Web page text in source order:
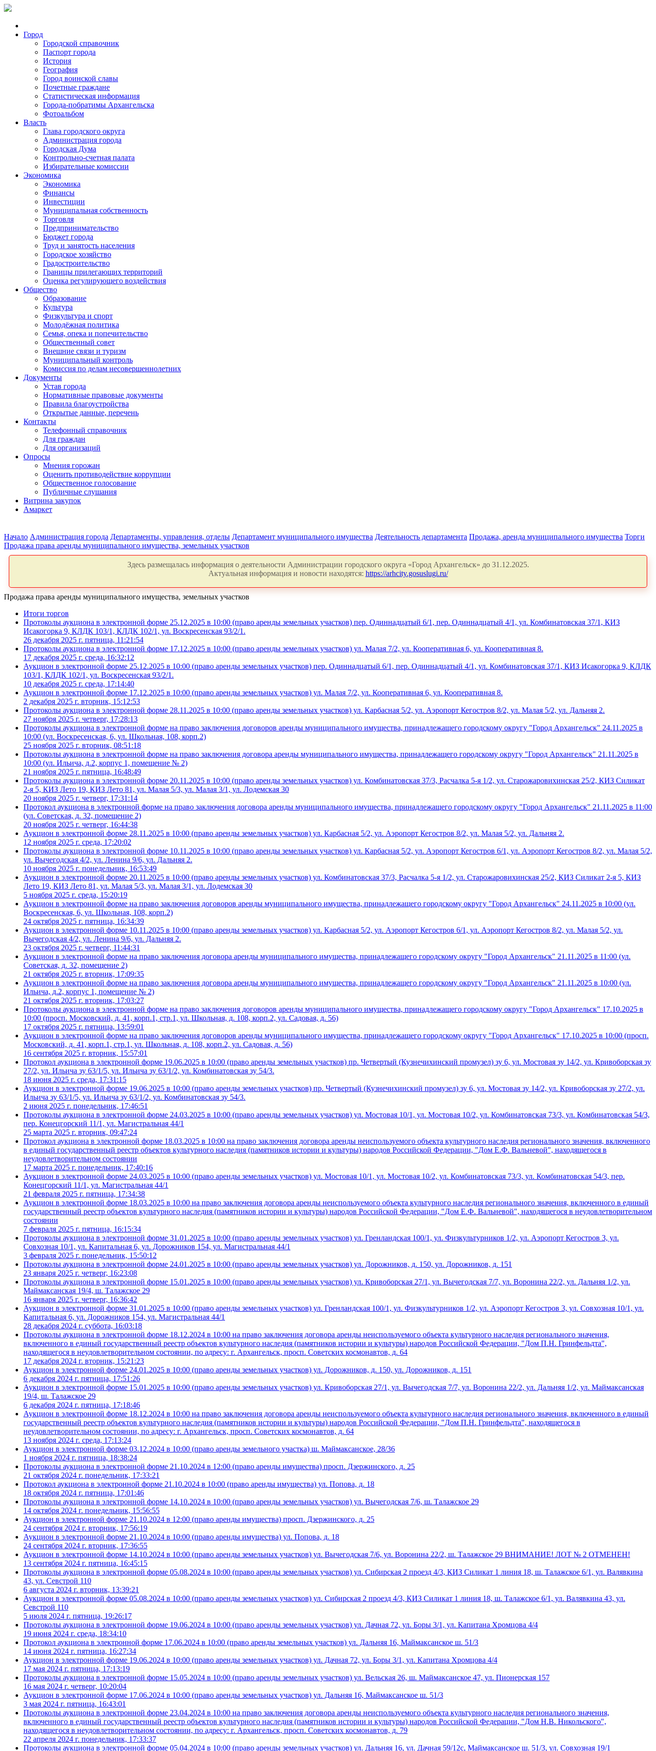
Город
Городской справочник
Паспорт города
История
География
Город воинской славы
Почетные граждане
Статистическая информация
Города-побратимы Архангельска
Фотоальбом
Власть
Глава городского округа
Администрация города
Городская Дума
Контрольно-счетная палата
Избирательные комиссии
Экономика
Экономика
Финансы
Инвестиции
Муниципальная собственность
Торговля
Предпринимательство
Бюджет города
Труд и занятость населения
Городское хозяйство
Градостроительство
Границы прилегающих территорий
Оценка регулирующего воздействия
Общество
Образование
Культура
Физкультура и спорт
Молодёжная политика
Семья, опека и попечительство
Общественный совет
Внешние связи и туризм
Муниципальный контроль
Комиссия по делам несовершеннолетних
Документы
Устав города
Нормативные правовые документы
Правила благоустройства
Открытые данные, перечень
Контакты
Телефонный справочник
Для граждан
Для организаций
Опросы
Мнения горожан
Оценить противодействие коррупции
Общественное голосование
Публичные слушания
Витрина закупок
Амаркет
Начало Администрация города Департаменты, управления, отделы Департамент муниципального имущества Деятельность департамента Продажа, аренда муниципального имущества Торги
Продажа права аренды муниципального имущества, земельных участков
Здесь размещалась информация о деятельности Администрации городского округа «Город Архангельск» до 31.12.2025.
Актуальная информация и новости находятся: https://arhcity.gosuslugi.ru/
Продажа права аренды муниципального имущества, земельных участков
Итоги торгов
Протоколы аукциона в электронной форме 25.12.2025 в 10:00 (право аренды земельных участков) пер. Одиннадцатый 6/1, пер. Одиннадцатый 4/1, ул. Комбинатовская 37/1, КИЗ
Исакогорка 9, КЛДК 103/1, КЛДК 102/1, ул. Воскресенская 93/2/1.
26 декабря 2025 г. пятница, 11:21:54
Протоколы аукциона в электронной форме 17.12.2025 в 10:00 (право аренды земельных участков) ул. Малая 7/2, ул. Кооперативная 6, ул. Кооперативная 8.
17 декабря 2025 г. среда, 16:32:12
Аукцион в электронной форме 25.12.2025 в 10:00 (право аренды земельных участков) пер. Одиннадцатый 6/1, пер. Одиннадцатый 4/1, ул. Комбинатовская 37/1, КИЗ Исакогорка 9, КЛДК
103/1, КЛДК 102/1, ул. Воскресенская 93/2/1.
10 декабря 2025 г. среда, 17:14:40
Аукцион в электронной форме 17.12.2025 в 10:00 (право аренды земельных участков) ул. Малая 7/2, ул. Кооперативная 6, ул. Кооперативная 8.
2 декабря 2025 г. вторник, 15:12:53
Протоколы аукциона в электронной форме 28.11.2025 в 10:00 (право аренды земельных участков) ул. Карбасная 5/2, ул. Аэропорт Кегостров 8/2, ул. Малая 5/2, ул. Дальняя 2.
27 ноября 2025 г. четверг, 17:28:13
Протоколы аукциона в электронной форме на право заключения договоров аренды муниципального имущества, принадлежащего городскому округу "Город Архангельск" 24.11.2025 в
10:00 (ул. Воскресенская, 6, ул. Школьная, 108, корп.2)
25 ноября 2025 г. вторник, 08:51:18
Протоколы аукциона в электронной форме на право заключения договора аренды муниципального имущества, принадлежащего городскому округу "Город Архангельск" 21.11.2025 в
10:00 (ул. Ильича, д.2, корпус 1, помещение № 2)
21 ноября 2025 г. пятница, 16:48:49
Протоколы аукциона в электронной форме 20.11.2025 в 10:00 (право аренды земельных участков) ул. Комбинатовская 37/3, Расчалка 5-я 1/2, ул. Старожаровихинская 25/2, КИЗ Силикат
2-я 5, КИЗ Лето 19, КИЗ Лето 81, ул. Малая 5/3, ул. Малая 3/1, ул. Лодемская 30
20 ноября 2025 г. четверг, 17:31:14
Протокол аукциона в электронной форме на право заключения договора аренды муниципального имущества, принадлежащего городскому округу "Город Архангельск" 21.11.2025 в 11:00
(ул. Советская, д. 32, помещение 2)
20 ноября 2025 г. четверг, 16:44:38
Аукцион в электронной форме 28.11.2025 в 10:00 (право аренды земельных участков) ул. Карбасная 5/2, ул. Аэропорт Кегостров 8/2, ул. Малая 5/2, ул. Дальняя 2.
12 ноября 2025 г. среда, 17:20:02
Протоколы аукциона в электронной форме 10.11.2025 в 10:00 (право аренды земельных участков) ул. Карбасная 5/2, ул. Аэропорт Кегостров 6/1, ул. Аэропорт Кегостров 8/2, ул. Малая 5/2,
ул. Вычегодская 4/2, ул. Ленина 9/6, ул. Дальняя 2.
10 ноября 2025 г. понедельник, 16:53:49
Аукцион в электронной форме 20.11.2025 в 10:00 (право аренды земельных участков) ул. Комбинатовская 37/3, Расчалка 5-я 1/2, ул. Старожаровихинская 25/2, КИЗ Силикат 2-я 5, КИЗ
Лето 19, КИЗ Лето 81, ул. Малая 5/3, ул. Малая 3/1, ул. Лодемская 30
5 ноября 2025 г. среда, 15:20:19
Аукцион в электронной форме на право заключения договоров аренды муниципального имущества, принадлежащего городскому округу "Город Архангельск" 24.11.2025 в 10:00 (ул.
Воскресенская, 6, ул. Школьная, 108, корп.2)
24 октября 2025 г. пятница, 16:34:39
Аукцион в электронной форме 10.11.2025 в 10:00 (право аренды земельных участков) ул. Карбасная 5/2, ул. Аэропорт Кегостров 6/1, ул. Аэропорт Кегостров 8/2, ул. Малая 5/2, ул.
Вычегодская 4/2, ул. Ленина 9/6, ул. Дальняя 2.
23 октября 2025 г. четверг, 11:44:31
Аукцион в электронной форме на право заключения договора аренды муниципального имущества, принадлежащего городскому округу "Город Архангельск" 21.11.2025 в 11:00 (ул.
Советская, д. 32, помещение 2)
21 октября 2025 г. вторник, 17:09:35
Аукцион в электронной форме на право заключения договора аренды муниципального имущества, принадлежащего городскому округу "Город Архангельск" 21.11.2025 в 10:00 (ул.
Ильича, д.2, корпус 1, помещение № 2)
21 октября 2025 г. вторник, 17:03:27
Протоколы аукциона в электронной форме на право заключения договоров аренды муниципального имущества, принадлежащего городскому округу "Город Архангельск" 17.10.2025 в
10:00 (просп. Московский, д. 41, корп.1, стр.1, ул. Школьная, д. 108, корп.2, ул. Садовая, д. 56)
17 октября 2025 г. пятница, 13:59:01
Аукцион в электронной форме на право заключения договоров аренды муниципального имущества, принадлежащего городскому округу "Город Архангельск" 17.10.2025 в 10:00 (просп.
Московский, д. 41, корп.1, стр.1, ул. Школьная, д. 108, корп.2, ул. Садовая, д. 56)
16 сентября 2025 г. вторник, 15:57:01
Протокол аукциона в электронной форме 19.06.2025 в 10:00 (право аренды земельных участков) пр. Четвертый (Кузнечихинский промузел) зу 6, ул. Мостовая зу 14/2, ул. Кривоборская зу
27/2, ул. Ильича зу 63/1/5, ул. Ильича зу 63/1/2, ул. Комбинатовская зу 54/3.
18 июня 2025 г. среда, 17:31:15
Аукцион в электронной форме 19.06.2025 в 10:00 (право аренды земельных участков) пр. Четвертый (Кузнечихинский промузел) зу 6, ул. Мостовая зу 14/2, ул. Кривоборская зу 27/2, ул.
Ильича зу 63/1/5, ул. Ильича зу 63/1/2, ул. Комбинатовская зу 54/3.
2 июня 2025 г. понедельник, 17:46:51
Протоколы аукциона в электронной форме 24.03.2025 в 10:00 (право аренды земельных участков) ул. Мостовая 10/1, ул. Мостовая 10/2, ул. Комбинатовская 73/3, ул. Комбинатовская 54/3,
пер. Конецгорский 11/1, ул. Магистральная 44/1
25 марта 2025 г. вторник, 09:47:24
Протокол аукциона в электронной форме 18.03.2025 в 10:00 на право заключения договора аренды неиспользуемого объекта культурного наследия регионального значения, включенного
в единый государственный реестр объектов культурного наследия (памятников истории и культуры) народов Российской Федерации, "Дом Е.Ф. Вальневой", находящегося в
неудовлетворительном состоянии
17 марта 2025 г. понедельник, 17:40:16
Аукцион в электронной форме 24.03.2025 в 10:00 (право аренды земельных участков) ул. Мостовая 10/1, ул. Мостовая 10/2, ул. Комбинатовская 73/3, ул. Комбинатовская 54/3, пер.
Конецгорский 11/1, ул. Магистральная 44/1
21 февраля 2025 г. пятница, 17:34:38
Аукцион в электронной форме 18.03.2025 в 10:00 на право заключения договора аренды неиспользуемого объекта культурного наследия регионального значения, включенного в единый
государственный реестр объектов культурного наследия (памятников истории и культуры) народов Российской Федерации, "Дом Е.Ф. Вальневой", находящегося в неудовлетворительном
состоянии
7 февраля 2025 г. пятница, 16:15:34
Протоколы аукциона в электронной форме 31.01.2025 в 10:00 (право аренды земельных участков) ул. Гренландская 100/1, ул. Физкультурников 1/2, ул. Аэропорт Кегостров 3, ул.
Совхозная 10/1, ул. Капитальная 6, ул. Дорожников 154, ул. Магистральная 44/1
3 февраля 2025 г. понедельник, 15:50:12
Протоколы аукциона в электронной форме 24.01.2025 в 10:00 (право аренды земельных участков) ул. Дорожников, д. 150, ул. Дорожников, д. 151
23 января 2025 г. четверг, 16:23:08
Протоколы аукциона в электронной форме 15.01.2025 в 10:00 (право аренды земельных участков) ул. Кривоборская 27/1, ул. Вычегодская 7/7, ул. Воронина 22/2, ул. Дальняя 1/2, ул.
Маймаксанская 19/4, ш. Талажское 29
16 января 2025 г. четверг, 16:36:42
Аукцион в электронной форме 31.01.2025 в 10:00 (право аренды земельных участков) ул. Гренландская 100/1, ул. Физкультурников 1/2, ул. Аэропорт Кегостров 3, ул. Совхозная 10/1, ул.
Капитальная 6, ул. Дорожников 154, ул. Магистральная 44/1
28 декабря 2024 г. суббота, 16:03:18
Протоколы аукциона в электронной форме 18.12.2024 в 10:00 на право заключения договора аренды неиспользуемого объекта культурного наследия регионального значения,
включенного в единый государственный реестр объектов культурного наследия (памятников истории и культуры) народов Российской Федерации, "Дом П.Н. Гринфельдта",
находящегося в неудовлетворительном состоянии, по адресу: г. Архангельск, просп. Советских космонавтов, д. 64
17 декабря 2024 г. вторник, 15:21:23
Аукцион в электронной форме 24.01.2025 в 10:00 (право аренды земельных участков) ул. Дорожников, д. 150, ул. Дорожников, д. 151
6 декабря 2024 г. пятница, 17:51:26
Аукцион в электронной форме 15.01.2025 в 10:00 (право аренды земельных участков) ул. Кривоборская 27/1, ул. Вычегодская 7/7, ул. Воронина 22/2, ул. Дальняя 1/2, ул. Маймаксанская
19/4, ш. Талажское 29
6 декабря 2024 г. пятница, 17:18:46
Аукцион в электронной форме 18.12.2024 в 10:00 на право заключения договора аренды неиспользуемого объекта культурного наследия регионального значения, включенного в единый
государственный реестр объектов культурного наследия (памятников истории и культуры) народов Российской Федерации, "Дом П.Н. Гринфельдта", находящегося в
неудовлетворительном состоянии, по адресу: г. Архангельск, просп. Советских космонавтов, д. 64
13 ноября 2024 г. среда, 17:13:24
Аукцион в электронной форме 03.12.2024 в 10:00 (право аренды земельного участка) ш. Маймаксанское, 28/36
1 ноября 2024 г. пятница, 18:38:24
Протоколы аукциона в электронной форме 21.10.2024 в 12:00 (право аренды имущества) просп. Дзержинского, д. 25
21 октября 2024 г. понедельник, 17:33:21
Протокол аукциона в электронной форме 21.10.2024 в 10:00 (право аренды имущества) ул. Попова, д. 18
18 октября 2024 г. пятница, 17:01:46
Протоколы аукциона в электронной форме 14.10.2024 в 10:00 (право аренды земельных участков) ул. Вычегодская 7/6, ш. Талажское 29
14 октября 2024 г. понедельник, 15:56:55
Аукцион в электронной форме 21.10.2024 в 12:00 (право аренды имущества) просп. Дзержинского, д. 25
24 сентября 2024 г. вторник, 17:56:19
Аукцион в электронной форме 21.10.2024 в 10:00 (право аренды имущества) ул. Попова, д. 18
24 сентября 2024 г. вторник, 17:36:55
Аукцион в электронной форме 14.10.2024 в 10:00 (право аренды земельных участков) ул. Вычегодская 7/6, ул. Воронина 22/2, ш. Талажское 29 ВНИМАНИЕ! ЛОТ № 2 ОТМЕНЕН!
13 сентября 2024 г. пятница, 16:45:15
Протоколы аукциона в электронной форме 05.08.2024 в 10:00 (право аренды земельных участков) ул. Сибирская 2 проезд 4/3, КИЗ Силикат 1 линия 18, ш. Талажское 6/1, ул. Валявкина
43, ул. Севстрой 110
6 августа 2024 г. вторник, 13:39:21
Аукцион в электронной форме 05.08.2024 в 10:00 (право аренды земельных участков) ул. Сибирская 2 проезд 4/3, КИЗ Силикат 1 линия 18, ш. Талажское 6/1, ул. Валявкина 43, ул.
Севстрой 110
5 июля 2024 г. пятница, 19:26:17
Протоколы аукциона в электронной форме 19.06.2024 в 10:00 (право аренды земельных участков) ул. Дачная 72, ул. Боры 3/1, ул. Капитана Хромцова 4/4
19 июня 2024 г. среда, 18:34:10
Протокол аукциона в электронной форме 17.06.2024 в 10:00 (право аренды земельных участков) ул. Дальняя 16, Маймаксанское ш. 51/3
14 июня 2024 г. пятница, 16:27:34
Аукцион в электронной форме 19.06.2024 в 10:00 (право аренды земельных участков) ул. Дачная 72, ул. Боры 3/1, ул. Капитана Хромцова 4/4
17 мая 2024 г. пятница, 17:13:19
Протоколы аукциона в электронной форме 15.05.2024 в 10:00 (право аренды земельных участков) ул. Вельская 26, ш. Маймаксанское 47, ул. Пионерская 157
16 мая 2024 г. четверг, 10:20:04
Аукцион в электронной форме 17.06.2024 в 10:00 (право аренды земельных участков) ул. Дальняя 16, Маймаксанское ш. 51/3
3 мая 2024 г. пятница, 16:43:01
Протоколы аукциона в электронной форме 23.04.2024 в 10:00 на право заключения договора аренды неиспользуемого объекта культурного наследия регионального значения,
включенного в единый государственный реестр объектов культурного наследия (памятников истории и культуры) народов Российской Федерации, "Дом Н.В. Никольского",
находящегося в неудовлетворительном состоянии, по адресу: г. Архангельск, просп. Советских космонавтов, д. 79
22 апреля 2024 г. понедельник, 17:33:37
Протоколы аукциона в электронной форме 05.04.2024 в 10:00 (право аренды земельных участков) ул. Дальняя 16, ул. Дачная 59/12с, Маймаксанское ш. 51/3, ул. Совхозная 19/1